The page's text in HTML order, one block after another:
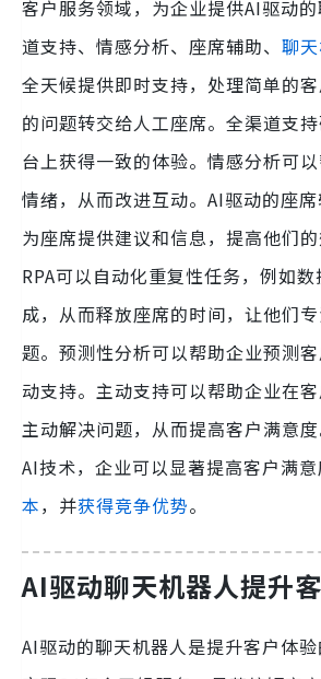
客户服务领域，为企业提供AI驱动
道支持、情感分析、座席辅助、 聊
全天候提供即时支持，处理简单的
的问题转交给人工座席。全渠道支
台上获得一致的体验。情感分析可
情绪，从而改进互动。AI驱动的座
为座席提供建议和信息，提高他们的
RPA可以自动化重复性任务，例如
成，从而释放座席的时间，让他们
题。预测性分析可以帮助企业预测
动支持。主动支持可以帮助企业在
主动解决问题，从而提高客户满意
AI技术，企业可以显著提高客户满意
本，并获得竞争优势。
AI驱动聊天机器人提升
AI驱动的聊天机器人是提升客户体